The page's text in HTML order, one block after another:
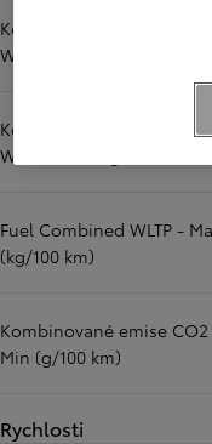
Kombinovaná spotřeba
WLTP - Min (l/100 km)
Kombinovaná spotřeba
WLTP - Min (kg/100 km)
Fuel Combined WLTP -
(kg/100 km)
Kombinované emise CO2
Min (g/100 km)
Rychlosti